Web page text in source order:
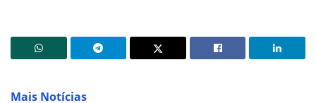
Mais Notícias